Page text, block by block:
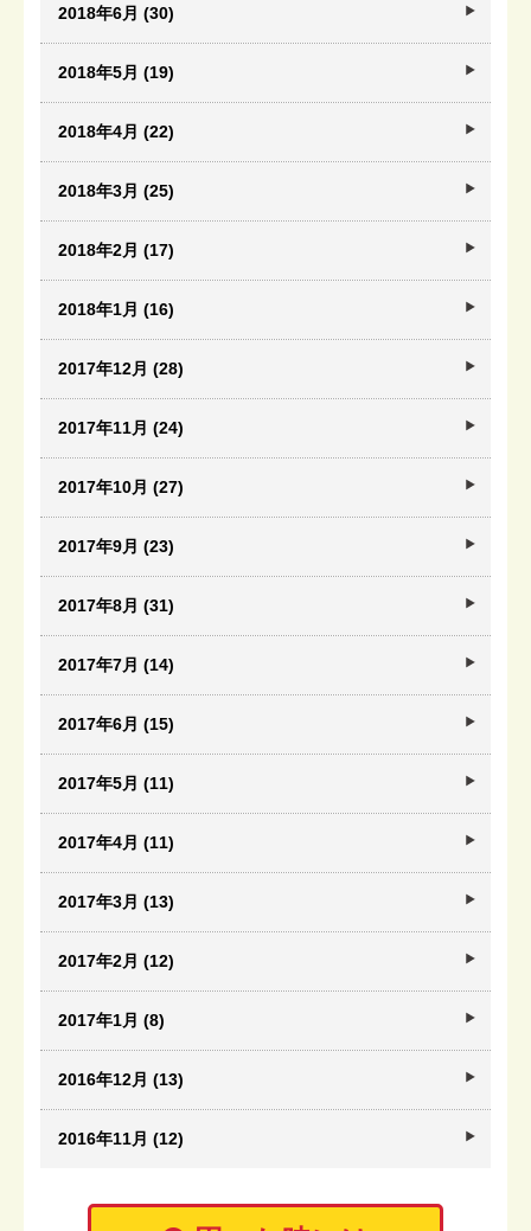
2018年6月 (30)
2018年5月 (19)
2018年4月 (22)
2018年3月 (25)
2018年2月 (17)
2018年1月 (16)
2017年12月 (28)
2017年11月 (24)
2017年10月 (27)
2017年9月 (23)
2017年8月 (31)
2017年7月 (14)
2017年6月 (15)
2017年5月 (11)
2017年4月 (11)
2017年3月 (13)
2017年2月 (12)
2017年1月 (8)
2016年12月 (13)
2016年11月 (12)